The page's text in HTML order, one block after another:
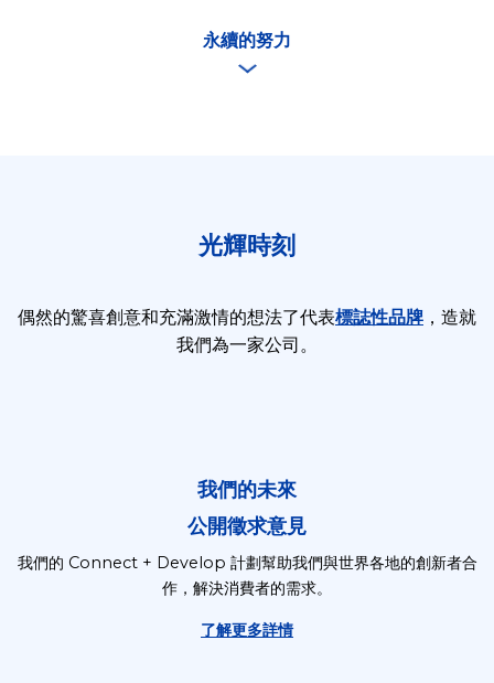
永續的努力
光輝時刻
偶然的驚喜創意和充滿激情的想法了代表標誌性品牌 ，造就
我們為一家公司。
我們的未來
公開徵求意見
我們的 Connect + Develop 計劃幫助我們與世界各地的創新者合
作，解決消費者的需求。
了解更多詳情